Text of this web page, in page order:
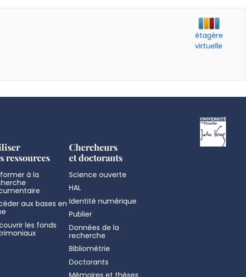
étagère
virtuelle
ressources
à la
aux bases en
les fonds
Chercheurs
et doctorants
Science ouverte
HAL
Identité numérique
Publier
Données de la
recherche
Bibliométrie
Doctorants